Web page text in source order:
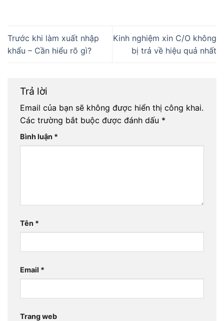
Trước khi làm xuất nhập
khẩu – Cần hiểu rõ gì?
Kinh nghiệm xin C/O không
bị trả về hiệu quả nhất
Trả lời
Email của bạn sẽ không được hiển thị công khai.
Các trường bắt buộc được đánh dấu *
Bình luận *
Tên *
Email *
Trang web